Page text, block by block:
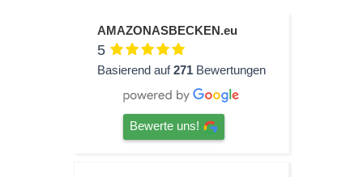
AMAZONASBECKEN.eu
5
Basierend auf271 Bewertungen
Bewerte uns!